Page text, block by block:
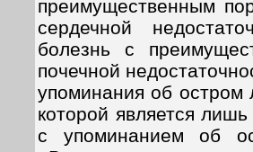
преимущественным
сердечной
болезнь с
почечной
упоминания об остром
которой является
с упоминанием об